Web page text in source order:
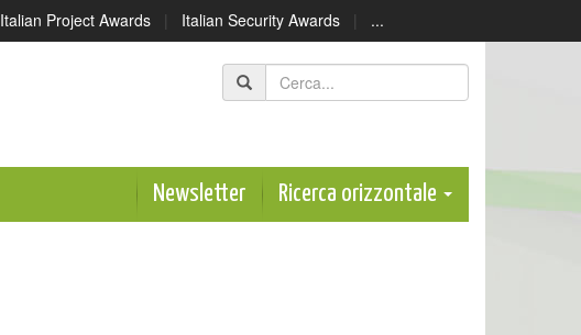
Italian Project Awards | Italian Security Awards | ...
Newsletter Ricerca orizzontale